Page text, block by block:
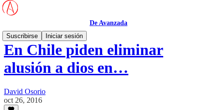
De Avanzada
Suscribirse
Iniciar sesión
En Chile piden eliminar
alusión a dios en…
David Osorio
oct 26, 2016